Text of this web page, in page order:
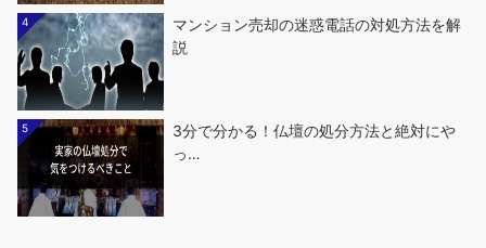
4
マンション売却の迷惑電話の対処方法を解
説
5
3分で分かる！仏壇の処分方法と絶対にや
っ…